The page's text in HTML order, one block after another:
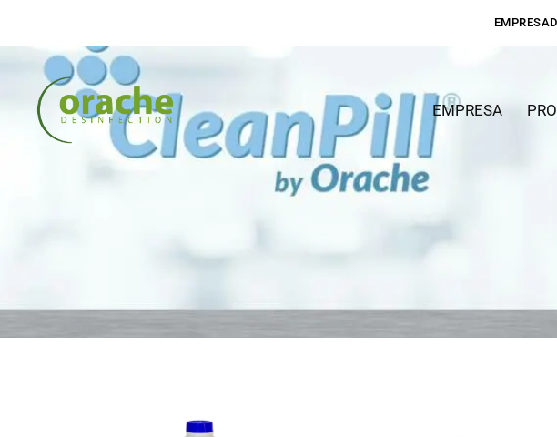
EMPRESA
EMPRESA